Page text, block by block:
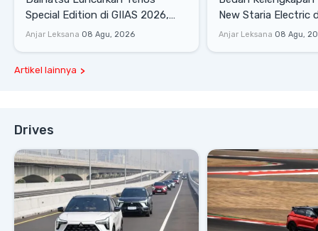
Special Edition di GIIAS 2026,
Stok Terbatas
Anjar Leksana 08 Agu, 2026
New Staria Electric
yang Dikenalkan di
Anjar Leksana 08 Agu,
Artikel lainnya
Drives